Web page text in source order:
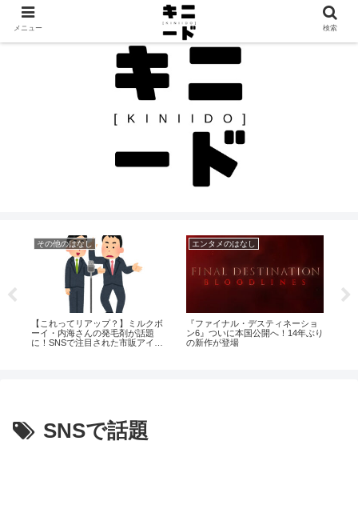
見つけたモノを、見つけたままに。カルチャーと日常のレビュー帖
その他のはなし
【これってリアップ？】ミルクボ
ーイ・内海さんの発毛剤が話題
に！SNSで注目された市販アイテ
エンタメのはなし
『ファイナル・デスティネーショ
ン6』ついに本国公開へ！14年ぶり
の新作が登場
SNSで話題
メニュー 検索